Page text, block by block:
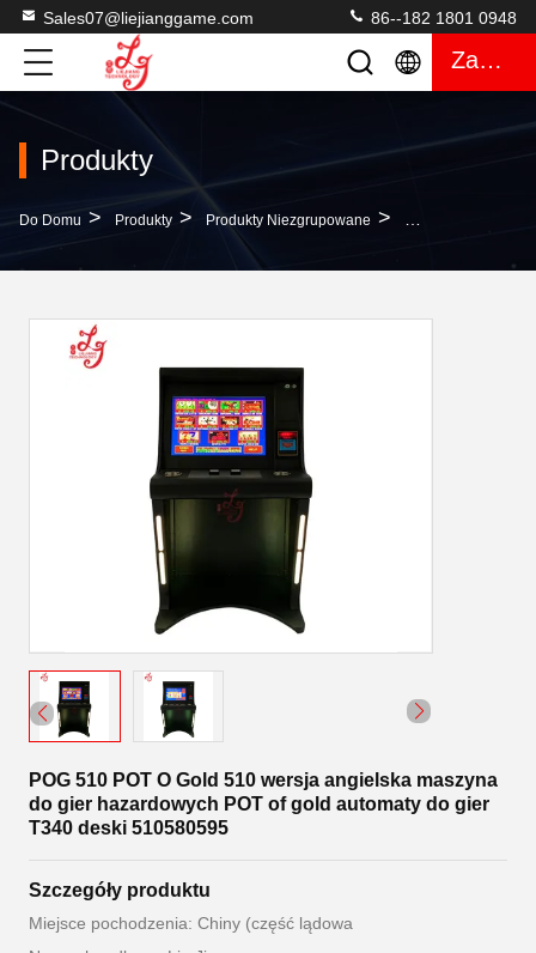
Sales07@liejianggame.com 86--182 1801 0948
Zacytować
Produkty
Do Domu > Produkty > Produkty Niezgrupowane > POG 510 POT O
POG 510 POT O Gold 510 wersja angielska maszyna
do gier hazardowych POT of gold automaty do gier
T340 deski 510580595
Szczegóły produktu
Miejsce pochodzenia: Chiny (część lądowa